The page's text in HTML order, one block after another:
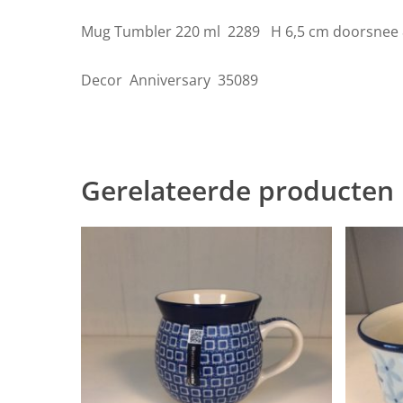
Mug Tumbler 220 ml 2289 H 6,5 cm doorsnee
Decor Anniversary 35089
Gerelateerde producten